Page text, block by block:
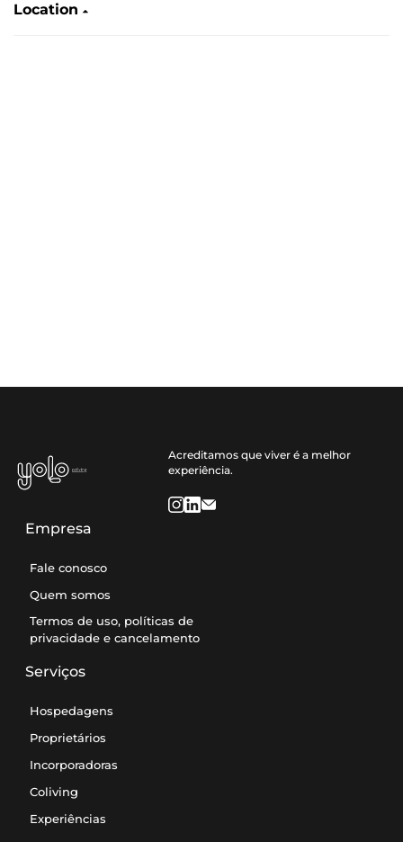
Location
Acreditamos que viver é a melhor
experiência.
Empresa
Fale conosco
Quem somos
Termos de uso, políticas de
privacidade e cancelamento
Serviços
Hospedagens
Proprietários
Incorporadoras
Coliving
Experiências